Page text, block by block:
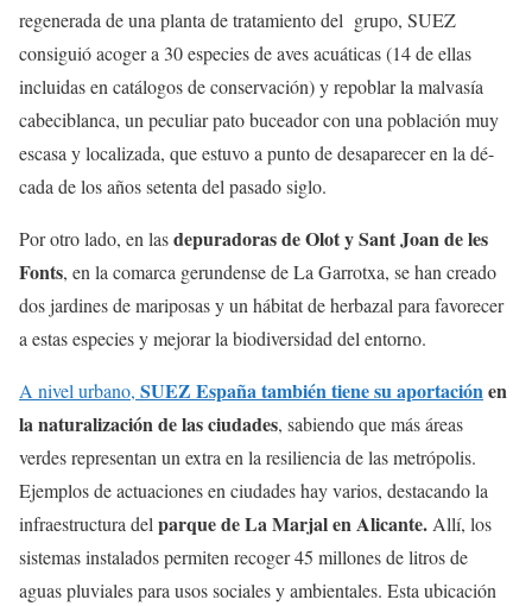
regenerada de una planta de tratamiento del grupo, SUEZ
consiguió acoger a 30 especies de aves acuáticas (14 de ellas
incluidas en catálogos de conservación) y repoblar la malvasía
cabeciblanca, un peculiar pato buceador con una población muy
escasa y localizada, que estuvo a punto de desaparecer en la dé-
cada de los años setenta del pasado siglo.
Por otro lado, en lasdepuradoras de Olot y Sant Joan de les
Fonts, en la comarca gerundense de La Garrotxa, se han creado
dos jardines de mariposas y un hábitat de herbazal para favorecer
a estas especies y mejorar la biodiversidad del entorno.
A nivel urbano, SUEZ España también tiene su aportaciónen
la naturalización de las ciudades, sabiendo que más áreas
verdes representan un extra en la resiliencia de las metrópolis.
Ejemplos de actuaciones en ciudades hay varios, destacando la
infraestructura del parque de La Marjal en Alicante. Allí, los
sistemas instalados permiten recoger 45 millones de litros de
aguas pluviales para usos sociales y ambientales. Esta ubicación